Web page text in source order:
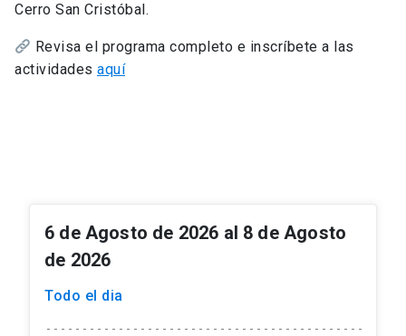
Cerro San Cristóbal.
Revisa el programa completo e inscríbete a las
actividades aquí
6 de Agosto de 2026 al 8 de Agosto
de 2026
Todo el dia